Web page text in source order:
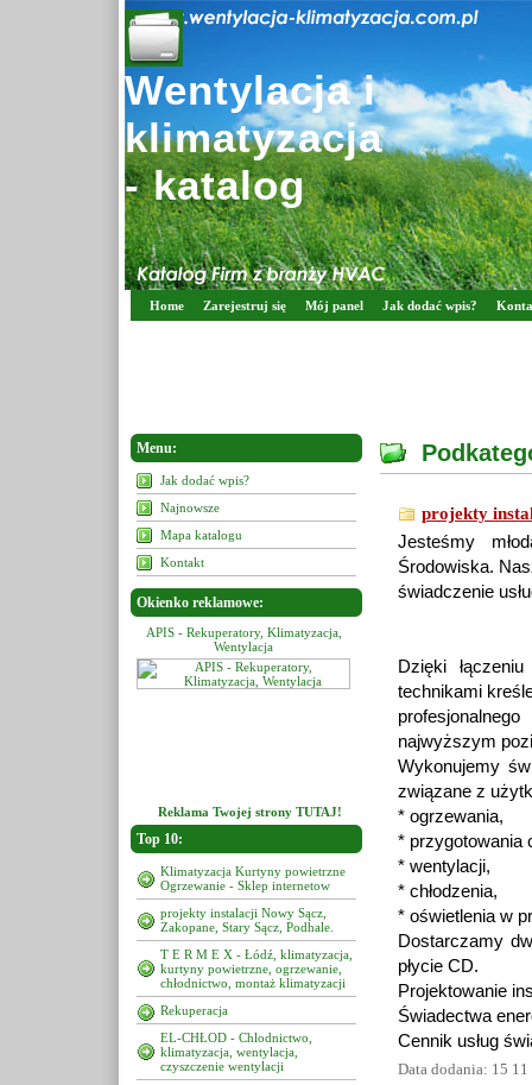
Wentylacja i
klimatyzacja
- katalog
Home Zarejestruj się Mój panel Jak dodać wpis?
Menu:
Jak dodać wpis?
Najnowsze
Mapa katalogu
Kontakt
Okienko reklamowe:
APIS - Rekuperatory, Klimatyzacja,
Wentylacja
Reklama Twojej strony TUTAJ!
Top 10:
Klimatyzacja Kurtyny powietrzne
Ogrzewanie - Sklep internetow
projekty instalacji Nowy Sącz,
Zakopane, Stary Sącz, Podhale.
T E R M E X - Łódź, klimatyzacja,
kurtyny powietrzne, ogrzewanie,
chłodnictwo, montaż klimatyzacji
Rekuperacja
EL-CHŁOD - Chlodnictwo,
klimatyzacja, wentylacja,
czyszczenie wentylacji
projekty
Jesteśmy
Środowiska.
świadczenie
Dzięki
technikami
najwyższym
Wykonujemy
związane z
* ogrzewania,
* przygotowania
* wentylacji,
* chłodzenia,
* oświetlenia w
Dostarczamy
płycie CD.
Projektowanie
Świadectwa
Cennik usług
Data dodania: 15